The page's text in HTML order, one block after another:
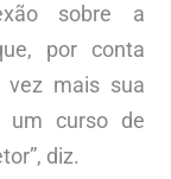
sobre a
por conta
vez mais sua
um curso de
diz.